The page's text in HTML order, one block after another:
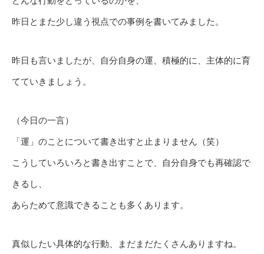
昨日とまた少し違う視点での事例を書いてみました。
昨日も言いましたが、自分自身の運、積極的に、主体的に育
てていきましょう。
（今日の一言）
「運」のことについて書き出すと止まりません（笑）
こうしていろいろと書き出すことで、自分自身でも再確認で
きるし、
あらためて意識できることも多くあります。
真似したい具体的な行動、まだまだたくさんありますね。